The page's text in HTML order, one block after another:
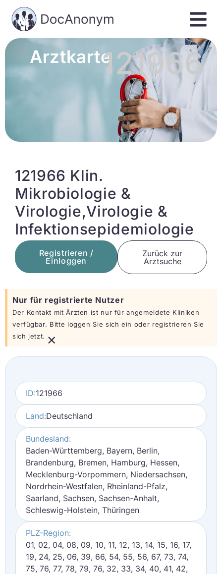
Arztkarte121966
121966 Klin.
Mikrobiologie &
Virologie,Virologie &
Infektionsepidemiologie
Registrieren /
Einloggen
Zurück zur
Arztsuche
Nur für registrierte Nutzer
Der Kontakt mit Ärzten ist nur für angemeldete Kliniken
verfügbar. Bitte loggen Sie sich ein oder registrieren Sie
sich jetzt. ×
ID:121966
Land:Deutschland
Bundesland:
Baden-Württemberg, Bayern, Berlin,
Brandenburg, Bremen, Hamburg, Hessen,
Mecklenburg-Vorpommern, Niedersachsen,
Nordrhein-Westfalen, Rheinland-Pfalz,
Saarland, Sachsen, Sachsen-Anhalt,
Schleswig-Holstein, Thüringen
PLZ-Region:
01, 02, 04, 08, 09, 10, 11, 12, 13, 14, 15, 16, 17,
19, 24, 25, 06, 39, 66, 54, 55, 56, 67, 73, 74,
75, 76, 77, 78, 79, 76, 32, 33, 34, 40, 41, 42,